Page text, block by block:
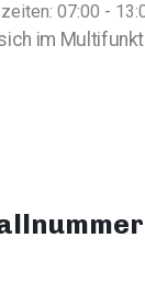
07:00 -
im